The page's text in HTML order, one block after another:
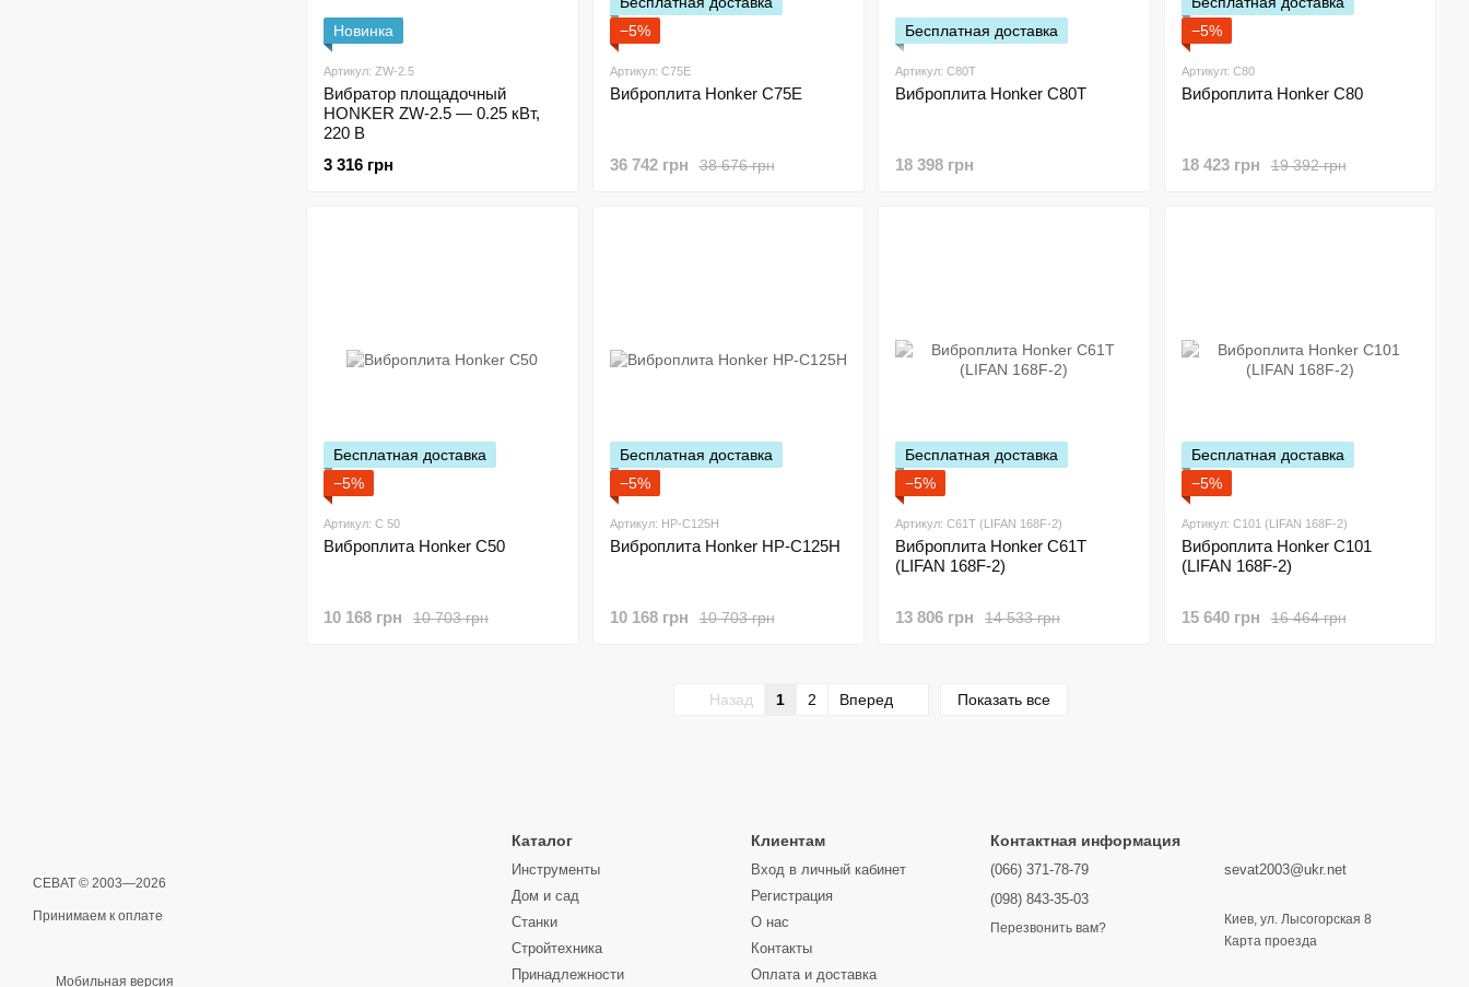
Новинка
Артикул: ZW-2.5
Вибратор площадочный
HONKER ZW-2.5 — 0.25 кВт,
220 В
3 316 грн
−5%
Артикул: C75E
Виброплита Honker C75E
38 676 грн
36 742 грн
Бесплатная доставка
Артикул: C80T
Виброплита Honker C80T
18 398 грн
−5%
Артикул: C80
Виброплита Honker C80
19 392 грн
18 423 грн
Бесплатная доставка
−5%
Артикул: C 50
Виброплита Honker C50
10 703 грн
10 168 грн
Бесплатная доставка
−5%
Артикул: HP-C125H
Виброплита Honker HP-C125H
10 703 грн
10 168 грн
Бесплатная доставка
−5%
Артикул: C61T (LIFAN 168F-2)
Виброплита Honker C61T
(LIFAN 168F-2)
14 533 грн
13 806 грн
Бесплатная доставка
−5%
Артикул: C101 (LIFAN 168F-2)
Виброплита Honker C101
(LIFAN 168F-2)
16 464 грн
15 640 грн
Назад 1 2 Вперед Показать все
СЕВАТ © 2003—2026
Принимаем к оплате
Мобильная версия
Каталог
Инструменты
Дом и сад
Станки
Стройтехника
Принадлежности
Клиентам
Вход в личный кабинет
Регистрация
О нас
Контакты
Оплата и доставка
Контактная информация
(066) 371-78-79
(098) 843-35-03
Перезвонить вам?
sevat2003@ukr.net
Киев, ул. Лысогорская 8
Карта проезда